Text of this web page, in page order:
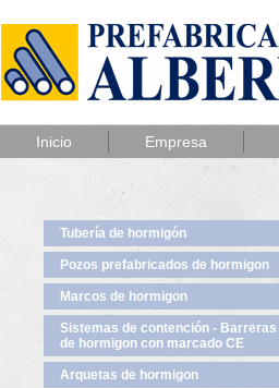
Inicio Empresa
Tubería de hormigón
Pozos prefabricados de hormigon
Marcos de hormigon
Sistemas de contención - Barreras
de hormigon con marcado CE
Arquetas de hormigon